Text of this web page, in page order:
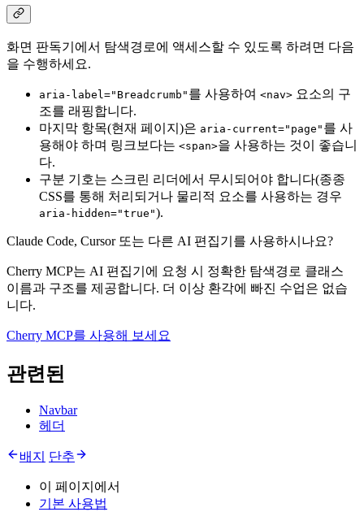
화면 판독기에서 탐색경로에 액세스할 수 있도록 하려면 다음
을 수행하세요.
aria-label="Breadcrumb" 를 사용하여 <nav> 요소의 구
조를 래핑합니다.
마지막 항목(현재 페이지)은 aria-current="page" 를 사
용해야 하며 링크보다는 <span>을 사용하는 것이 좋습니
다.
구분 기호는 스크린 리더에서 무시되어야 합니다(종종
CSS를 통해 처리되거나 물리적 요소를 사용하는 경우
aria-hidden="true").
Claude Code, Cursor 또는 다른 AI 편집기를 사용하시나요?
Cherry MCP는 AI 편집기에 요청 시 정확한 탐색경로 클래스
이름과 구조를 제공합니다. 더 이상 환각에 빠진 수업은 없습
니다.
Cherry MCP를 사용해 보세요
관련된
Navbar
헤더
배지 단추
이 페이지에서
기본 사용법